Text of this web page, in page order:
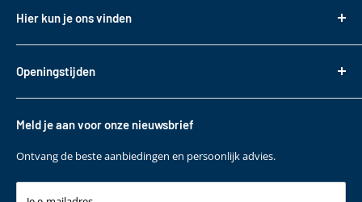
Fietsendragers
Reistassen
Daktransport voor bedrijfswagens
Over ons
Bezorgen & Afhalen
Retourneren
Garantie
Hier kun je ons vinden
Tasveld 14
3417XS Montfoort
T +31 (0)348 220 138
Eklantenservice@bepakt.nl
Openingstijden
Maandag t/m. vrijdag
10:00 - 17:00
Meld je aan voor onze nieuwsbrief
Ontvang de beste aanbiedingen en persoonlijk advies.